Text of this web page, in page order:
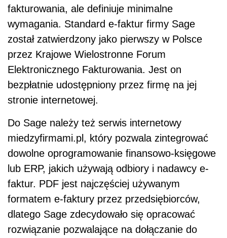
fakturowania, ale definiuje minimalne
wymagania. Standard e-faktur firmy Sage
został zatwierdzony jako pierwszy w Polsce
przez Krajowe Wielostronne Forum
Elektronicznego Fakturowania. Jest on
bezpłatnie udostępniony przez firmę na jej
stronie internetowej.
Do Sage należy też serwis internetowy
miedzyfirmami.pl, który pozwala zintegrować
dowolne oprogramowanie finansowo-księgowe
lub ERP, jakich używają odbiory i nadawcy e-
faktur. PDF jest najczęściej używanym
formatem e-faktury przez przedsiębiorców,
dlatego Sage zdecydowało się opracować
rozwiązanie pozwalające na dołączanie do